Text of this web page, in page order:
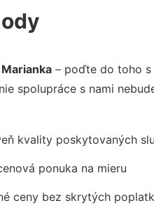
– poďte do toho s
spolupráce s nami
kvality poskytovaných
ponuka na mieru
ceny bez skrytých